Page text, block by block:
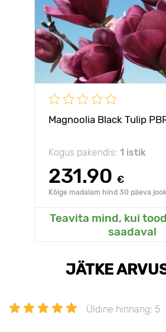
Magnoolia Black Tulip
Kogus pakendis: 1 istik
231.90 €
Kõige madalam hind 30 päeva
Teavita mind, kui
saadaval
JÄTKE
Üldine hinnang: 5